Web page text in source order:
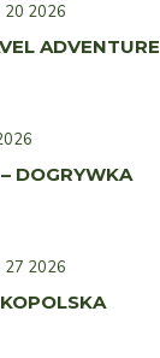
20 2026
ADVENTURE
DOGRYWKA
27 2026